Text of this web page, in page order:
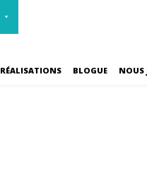
RÉALISATIONS BLOGUE NOUS